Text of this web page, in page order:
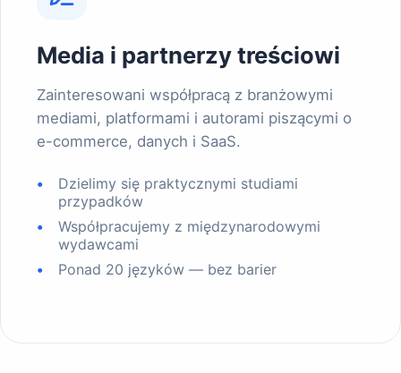
Media i partnerzy treściowi
Zainteresowani współpracą z branżowymi
mediami, platformami i autorami piszącymi o
e-commerce, danych i SaaS.
Dzielimy się praktycznymi studiami
przypadków
Współpracujemy z międzynarodowymi
wydawcami
Ponad 20 języków — bez barier